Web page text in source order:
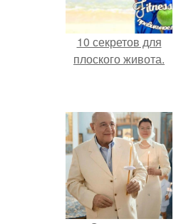
10 секретов для
плоского живота.